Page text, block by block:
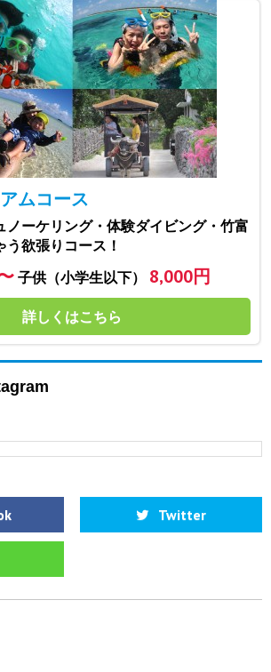
ムコース
ノーケリング・体験ダイビング・竹富
欲張りコース！
子供（小学生以下） 8,000円
詳しくはこちら
Twitter